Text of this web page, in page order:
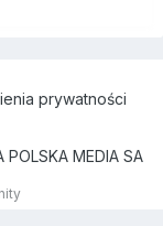
prywatności
POLSKA MEDIA SA